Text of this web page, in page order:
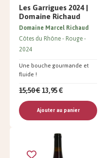
Les Garrigues 2024 |
Domaine Richaud
Une bouche gourmande et
fluide !
Domaine Marcel Richaud
Côtes du Rhône Rouge
2024
15,50 €13,95 €
Ajouter au panier